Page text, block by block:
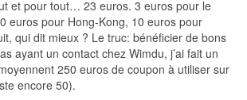
et pour tout… 23 euros. 3 euros pour le
euros pour Hong-Kong, 10 euros pour
qui dit mieux ? Le truc: bénéficier de bons
ayant un contact chez Wimdu, j’ai fait un
250 euros de coupon à utiliser sur
encore 50).